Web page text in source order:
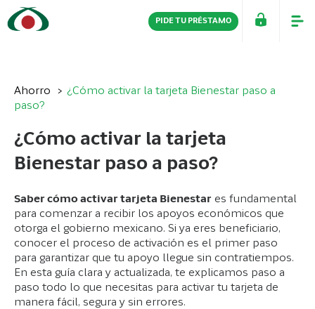
PIDE TU PRÉSTAMO
Ahorro
¿Cómo activar la tarjeta Bienestar paso a
paso?
¿Cómo activar la tarjeta
Bienestar paso a paso?
Saber cómo activar tarjeta Bienestar es fundamental
para comenzar a recibir los apoyos económicos que
otorga el gobierno mexicano. Si ya eres beneficiario,
conocer el proceso de activación es el primer paso
para garantizar que tu apoyo llegue sin contratiempos.
En esta guía clara y actualizada, te explicamos paso a
paso todo lo que necesitas para activar tu tarjeta de
manera fácil, segura y sin errores.